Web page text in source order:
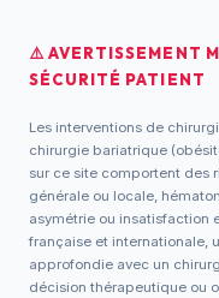
⚠️ AVERTISSEMENT
SÉCURITÉ PATIENT
Les interventions de
chirurgie bariatrique
sur ce site comportent des
générale ou locale,
asymétrie ou insatisfaction
française et internationale,
approfondie avec un
décision thérapeutique ou